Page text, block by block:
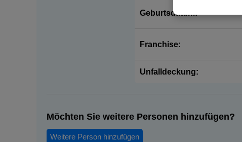
Geburtsdatum:
Franchise:
Unfalldeckung:
Möchten Sie weitere Personen hinzufügen?
Weitere Person hinzufügen